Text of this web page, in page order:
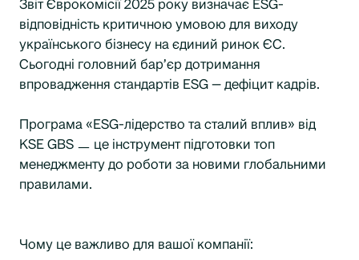
Звіт Єврокомісії 2025 року визначає ESG-
відповідність критичною умовою для виходу
українського бізнесу на єдиний ринок ЄС.
Сьогодні головний бар’єр дотримання
впровадження стандартів ESG — дефіцит кадрів.
Програма «ESG-лідерство та сталий вплив» від
KSE GBS ㅡ це інструмент підготовки топ
менеджменту до роботи за новими глобальними
правилами.
Чому це важливо для вашої компанії: